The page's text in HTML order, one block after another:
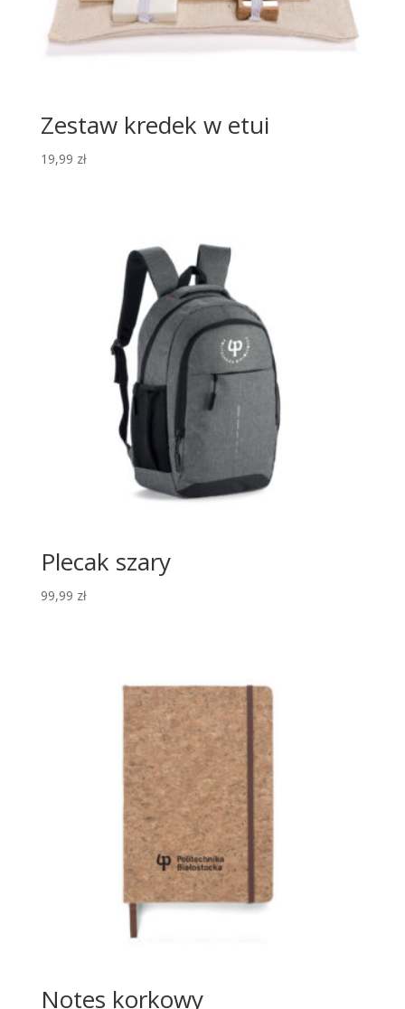
Zestaw kredek w etui
19,99 zł
Plecak szary
99,99 zł
Notes korkowy